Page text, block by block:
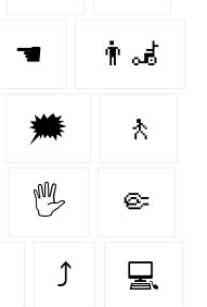
☚ 👨‍🦼‍️
🗯 🚶‍
🖐 🤏
⤴ 💻